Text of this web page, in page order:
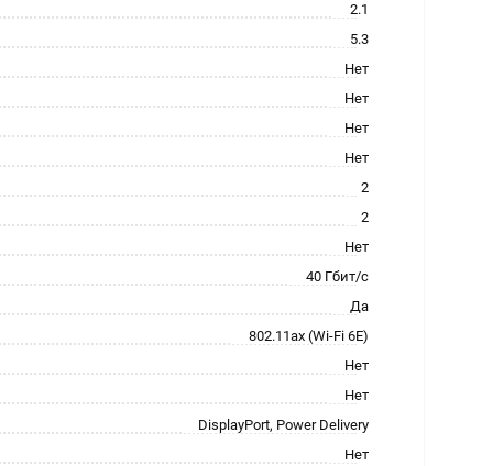
2.1
5.3
Нет
Нет
Нет
Нет
2
2
Нет
40 Гбит/с
Да
802.11ax (Wi-Fi 6E)
Нет
Нет
DisplayPort, Power Delivery
Нет